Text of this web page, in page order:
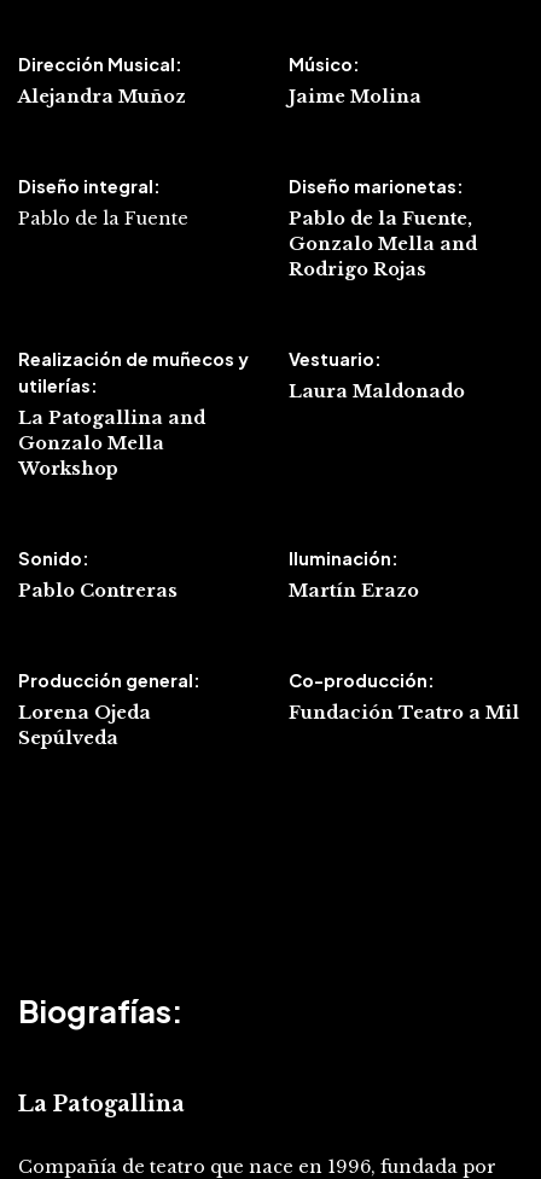
Dirección Musical:
Alejandra Muñoz
Músico:
Jaime Molina
Diseño integral:
Pablo de la Fuente
Diseño marionetas:
Pablo de la Fuente,
Gonzalo Mella and
Rodrigo Rojas
Realización de muñecos y
utilerías:
La Patogallina and
Gonzalo Mella
Workshop
Vestuario:
Laura Maldonado
Sonido:
Pablo Contreras
Iluminación:
Martín Erazo
Producción general:
Lorena Ojeda
Sepúlveda
Co-producción:
Fundación Teatro a Mil
Biografías:
La Patogallina
Compañía de teatro que nace en 1996, fundada por